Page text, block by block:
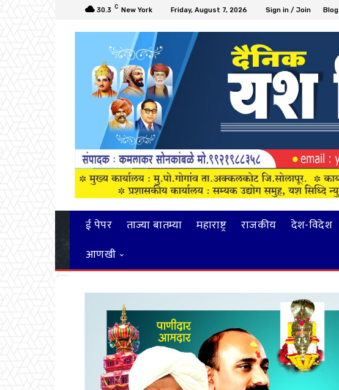
30.3 C New York Friday, August 7, 2026 Sign in / Join Blog
ई पेपर ताज्या बातम्या महाराष्ट्र राजकीय देश-विदेश
आणखी